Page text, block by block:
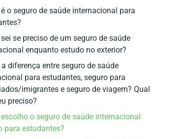
é o seguro de saúde internacional para
se preciso de um seguro de saúde
enquanto estudo no exterior?
a diferença entre seguro de saúde
para estudantes, seguro para
imigrantes e seguro de viagem? Qual
preciso?
o seguro de saúde internacional
para estudantes?